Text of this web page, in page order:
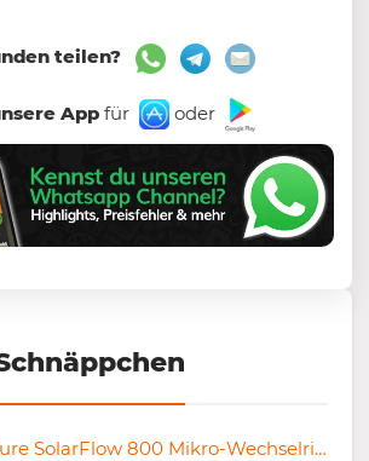
teilen?
Appfür oder
⚡️ Zendure SolarFlow 800 Mikro-Wechselrichter für 57,19€ (statt 88€) – 🇩🇪 Versand